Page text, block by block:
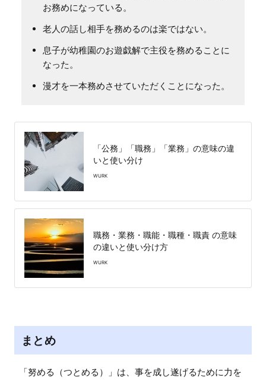
お務めになっている。
老人の話し相手を務めるのは楽ではない。
息子が幼稚園のお遊戯解で主役を務めることに
なった。
漫才を一本務めさせていただくことになった。
「公務」「職務」「業務」の意味の違
いと使い分け
WURK
職務・業務・職能・職種・職責 の意味
の違いと使い分け方
WURK
まとめ
「努める（つとめる）」は、事を成し遂げるために力を